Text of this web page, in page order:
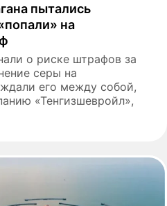
пытались
на
о риске штрафов за
серы на
его между собой,
«Тенгизшевройл»,